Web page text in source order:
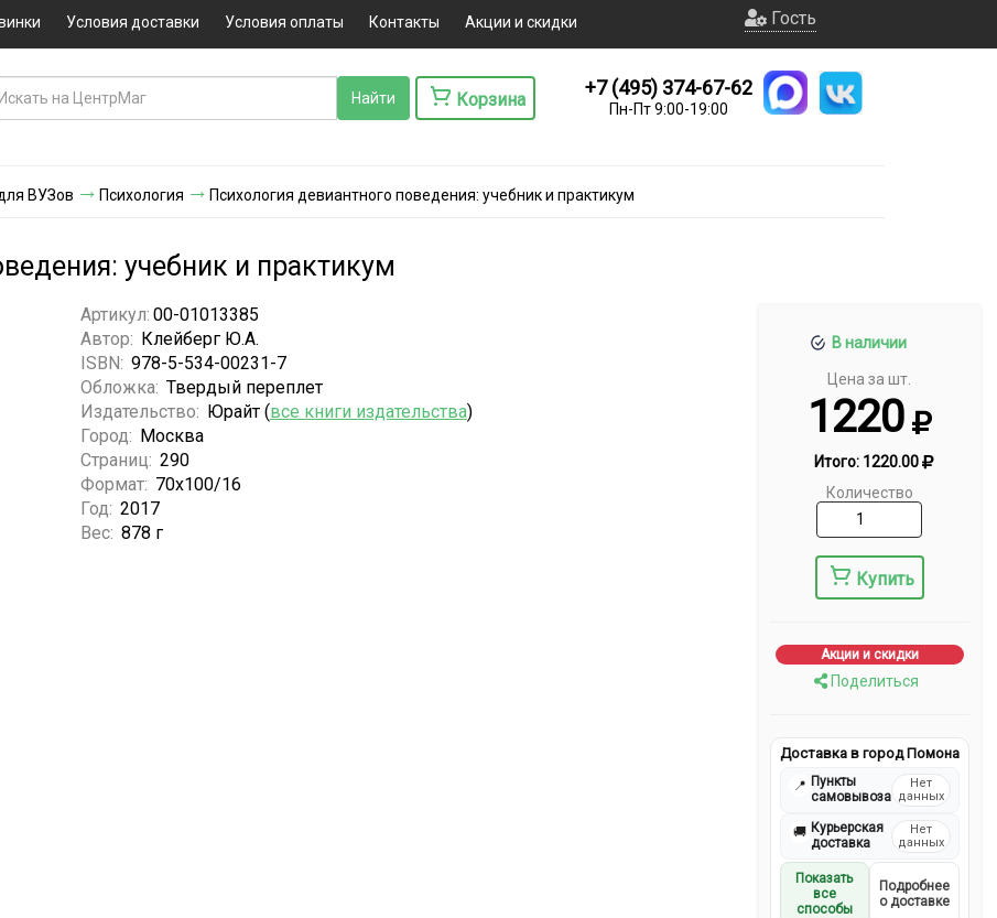
Условия доставки Условия оплаты Контакты Акции и скидки Гость
Корзина
+7 (495) 374-67-62
Пн-Пт 9:00-19:00
ВУЗов Психология Психология девиантного поведения: учебник и практикум
учебник и практикум
В наличии
Цена за шт.
1220
Итого: 1220.00
Количество
Купить
Акции и скидки
Поделиться
Доставка в город Помона
📍 Пункты
самовывоза
Нет
данных
🚚 Курьерская
доставка
Нет
данных
Показать
все
способы
Подробнее
о доставке
Артикул: 00-01013385
Автор: Клейберг Ю.А.
ISBN: 978-5-534-00231-7
Обложка: Твердый переплет
Издательство: Юрайт (все книги издательства)
Город: Москва
Страниц: 290
Формат: 70х100/16
Год: 2017
Вес: 878 г